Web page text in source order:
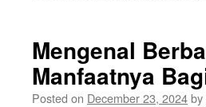
Mengenal
Manfaatnya
Posted on December 23, 2024by